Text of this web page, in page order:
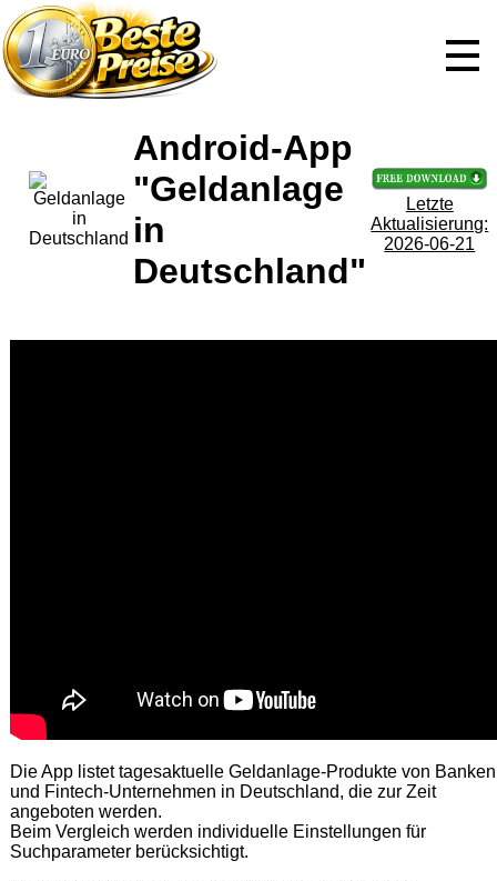
Android-App
"Geldanlage
in
Deutschland"
Letzte
Aktualisierung:
2026-06-21
Die App listet tagesaktuelle Geldanlage-Produkte von Banken
und Fintech-Unternehmen in Deutschland, die zur Zeit
angeboten werden.
Beim Vergleich werden individuelle Einstellungen für
Suchparameter berücksichtigt.